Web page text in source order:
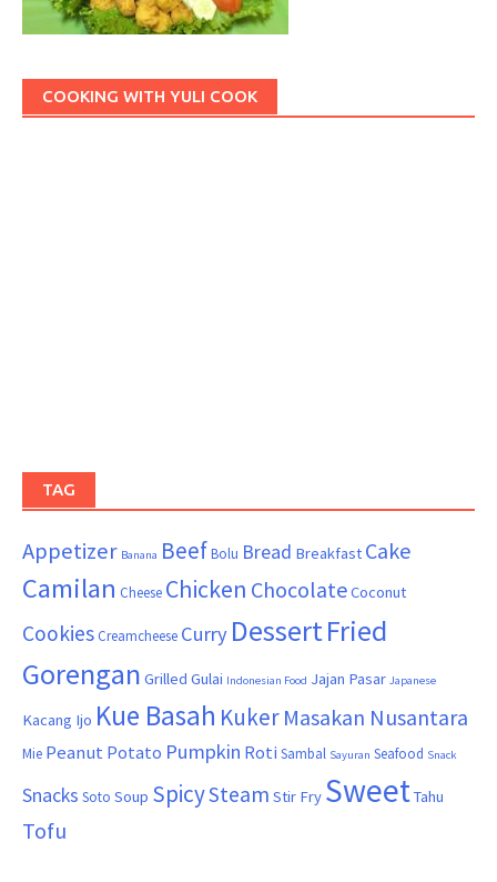
COOKING WITH YULI COOK
TAG
Appetizer Banana BeefBolu Bread Breakfast Cake
Camilan Cheese Chicken ChocolateCoconut
Cookies Creamcheese Curry DessertFried
Gorengan Grilled Gulai Indonesian Food Jajan Pasar Japanese
Kacang Ijo Kue Basah Kuker Masakan Nusantara
Mie Peanut Potato Pumpkin Roti Sambal Sayuran Seafood Snack
Snacks Soto Soup SpicySteam Stir Fry SweetTahu
Tofu